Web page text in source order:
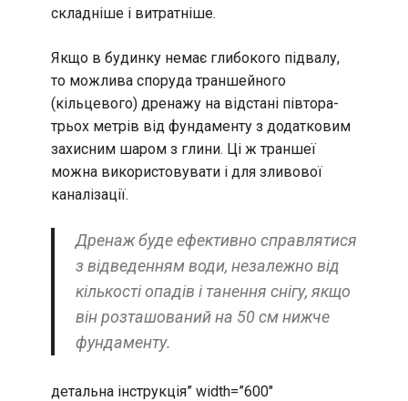
складніше і витратніше.
Якщо в будинку немає глибокого підвалу,
то можлива споруда траншейного
(кільцевого) дренажу на відстані півтора-
трьох метрів від фундаменту з додатковим
захисним шаром з глини. Ці ж траншеї
можна використовувати і для зливової
каналізації.
Дренаж буде ефективно справлятися
з відведенням води, незалежно від
кількості опадів і танення снігу, якщо
він розташований на 50 см нижче
фундаменту.
детальна інструкція” width=”600″